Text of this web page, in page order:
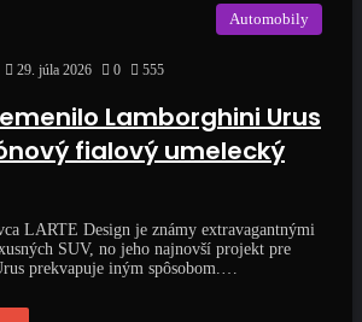
Automobily
29. júla 2026 0 555
Lamborghini Urus
fialový umelecký
LARTE Design je známy extravagantnými
SUV, no jeho najnovší projekt pre
prekvapuje iným spôsobom.…